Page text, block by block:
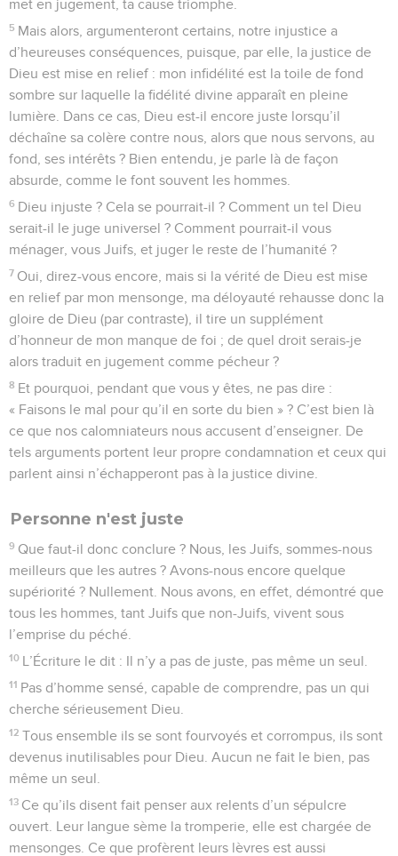
met en jugement, ta cause triomphe.
5 Mais alors, argumenteront certains, notre injustice a
d’heureuses conséquences, puisque, par elle, la justice de
Dieu est mise en relief : mon infidélité est la toile de fond
sombre sur laquelle la fidélité divine apparaît en pleine
lumière. Dans ce cas, Dieu est-il encore juste lorsqu’il
déchaîne sa colère contre nous, alors que nous servons, au
fond, ses intérêts ? Bien entendu, je parle là de façon
absurde, comme le font souvent les hommes.
6 Dieu injuste ? Cela se pourrait-il ? Comment un tel Dieu
serait-il le juge universel ? Comment pourrait-il vous
ménager, vous Juifs, et juger le reste de l’humanité ?
7 Oui, direz-vous encore, mais si la vérité de Dieu est mise
en relief par mon mensonge, ma déloyauté rehausse donc la
gloire de Dieu (par contraste), il tire un supplément
d’honneur de mon manque de foi ; de quel droit serais-je
alors traduit en jugement comme pécheur ?
8 Et pourquoi, pendant que vous y êtes, ne pas dire :
« Faisons le mal pour qu’il en sorte du bien » ? C’est bien là
ce que nos calomniateurs nous accusent d’enseigner. De
tels arguments portent leur propre condamnation et ceux qui
parlent ainsi n’échapperont pas à la justice divine.
Personne n'est juste
9 Que faut-il donc conclure ? Nous, les Juifs, sommes-nous
meilleurs que les autres ? Avons-nous encore quelque
supériorité ? Nullement. Nous avons, en effet, démontré que
tous les hommes, tant Juifs que non-Juifs, vivent sous
l’emprise du péché.
10 L’Écriture le dit : Il n’y a pas de juste, pas même un seul.
11 Pas d’homme sensé, capable de comprendre, pas un qui
cherche sérieusement Dieu.
12 Tous ensemble ils se sont fourvoyés et corrompus, ils sont
devenus inutilisables pour Dieu. Aucun ne fait le bien, pas
même un seul.
13 Ce qu’ils disent fait penser aux relents d’un sépulcre
ouvert. Leur langue sème la tromperie, elle est chargée de
mensonges. Ce que profèrent leurs lèvres est aussi